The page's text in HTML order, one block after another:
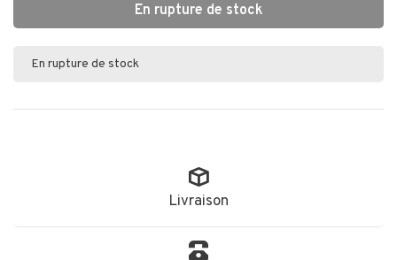
En rupture de stock
En rupture de stock
Livraison